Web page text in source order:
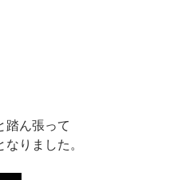
踏ん張って
りました。